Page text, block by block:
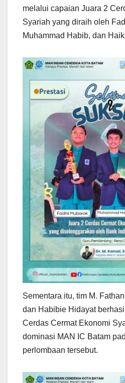
melalui capaian Juara 2
Syariah yang diraih oleh
Muhammad Habib, dan
Sementara itu, tim M.
dan Habibie Hidayat
Cerdas Cermat Ekonomi
dominasi MAN IC Batam
perlombaan tersebut.